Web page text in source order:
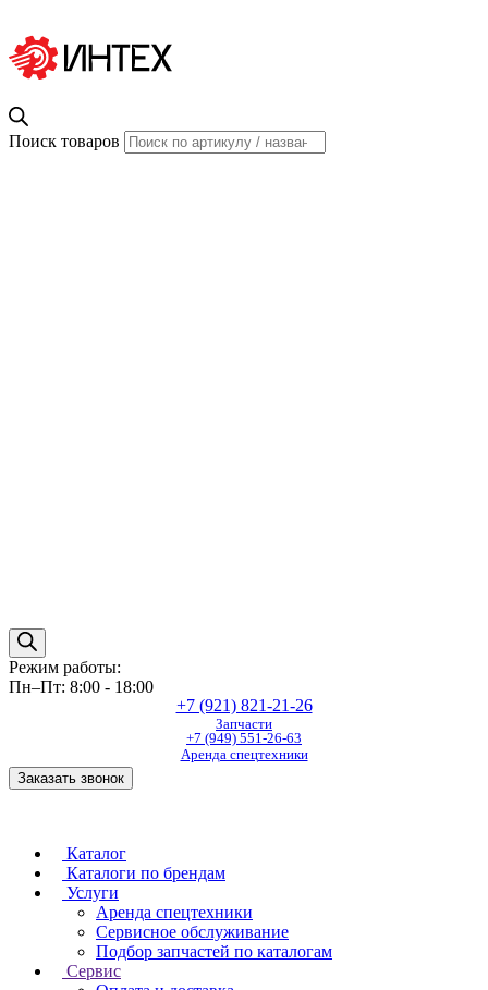
Поиск товаров
Режим работы:
Пн–Пт: 8:00 - 18:00
+7 (921) 821-21-26
Запчасти
+7 (949) 551-26-63
Аренда спецтехники
Заказать звонок
Каталог
Каталоги по брендам
Услуги
Аренда спецтехники
Сервисное обслуживание
Подбор запчастей по каталогам
Сервис